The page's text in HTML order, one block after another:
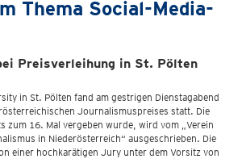
Thema Social-Media-
Preisverleihung in St. Pölten
in St. Pölten fand am gestrigen Dienstagabend
Journalismuspreises statt. Die
zum 16. Mal vergeben wurde, wird vom „Verein
in Niederösterreich“ ausgeschrieben. Die
einer hochkarätigen Jury unter dem Vorsitz von